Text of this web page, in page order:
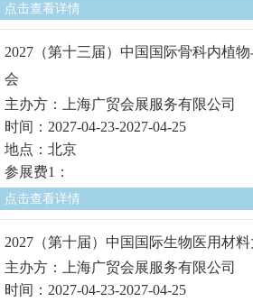
点击查看详情
2027（第十三届）中国国际骨科内植
会
主办方：上海广贸会展服务有限公司
时间：2027-04-23-2027-04-25
地点：北京
参展费1：
点击查看详情
2027（第十届）中国国际生物医用材
主办方：上海广贸会展服务有限公司
时间：2027-04-23-2027-04-25